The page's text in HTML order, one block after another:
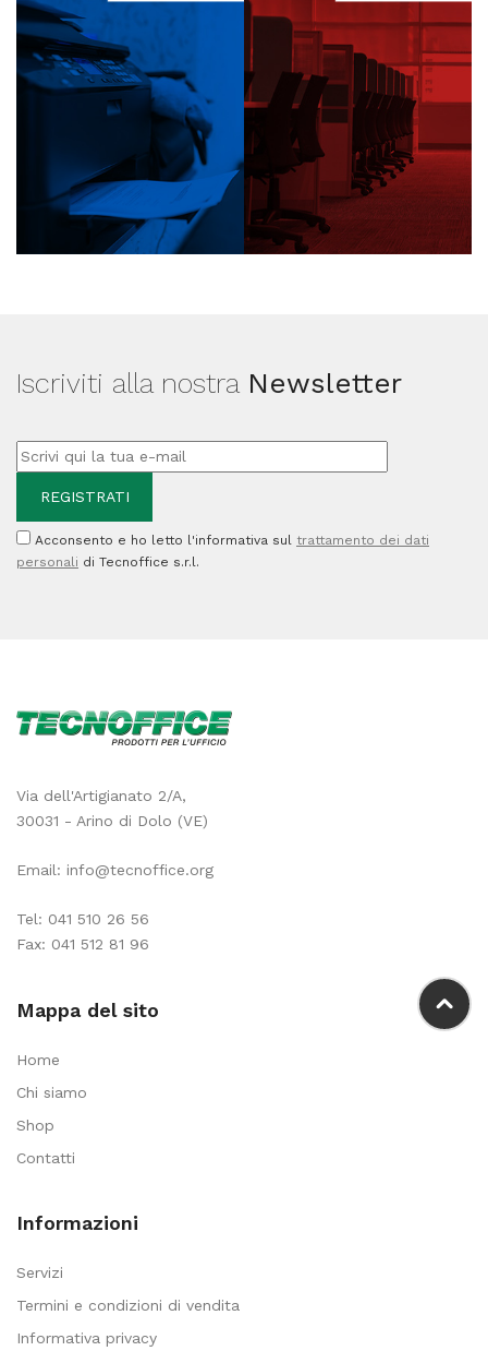
Iscriviti alla nostra Newsletter
Acconsento e ho letto l'informativa sul trattamento dei dati
personali di Tecnoffice s.r.l.
Via dell'Artigianato 2/A,
30031 - Arino di Dolo (VE)
Email: info@tecnoffice.org
Tel: 041 510 26 56
Fax: 041 512 81 96
Mappa del sito
Home
Chi siamo
Shop
Contatti
Informazioni
Servizi
Termini e condizioni di vendita
Informativa privacy